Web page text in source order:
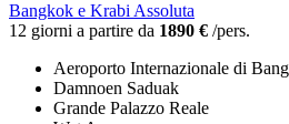
Bangkok e Krabi Assoluta
12 giorni a partire da 1890 € /pers.
Aeroporto Internazionale di
Damnoen Saduak
Grande Palazzo Reale